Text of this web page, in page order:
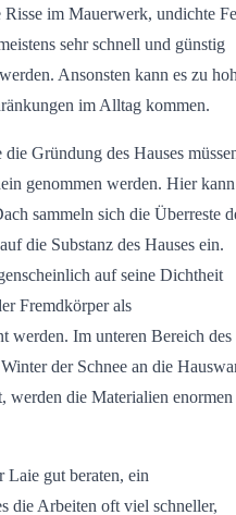
im Mauerwerk, undichte
sehr schnell und günstig
Ansonsten kann es zu
im Alltag kommen.
Gründung des Hauses
genommen werden. Hier kann
sammeln sich die Überreste
die Substanz des Hauses ein.
auf seine Dichtheit
Fremdkörper als
werden. Im unteren Bereich des
der Schnee an die
werden die Materialien enormen
Laie gut beraten, ein
die Arbeiten oft viel schneller,